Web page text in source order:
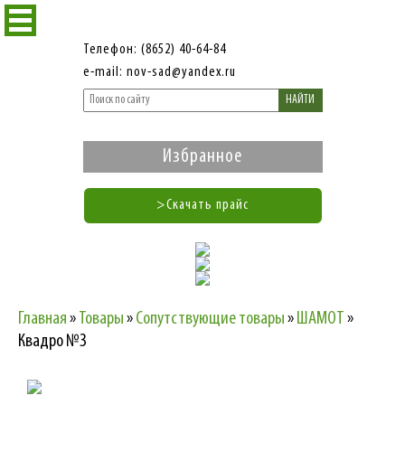
Телефон: (8652) 40-64-84
e-mail: nov-sad@yandex.ru
НАЙТИ
Избранное
>Скачать прайс
Главная»Товары»Сопутствующие товары» ШАМОТ»
Квадро №3